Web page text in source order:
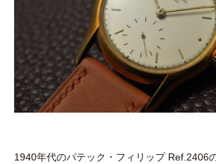
1940年代のパテック・フィリップ Ref.2406